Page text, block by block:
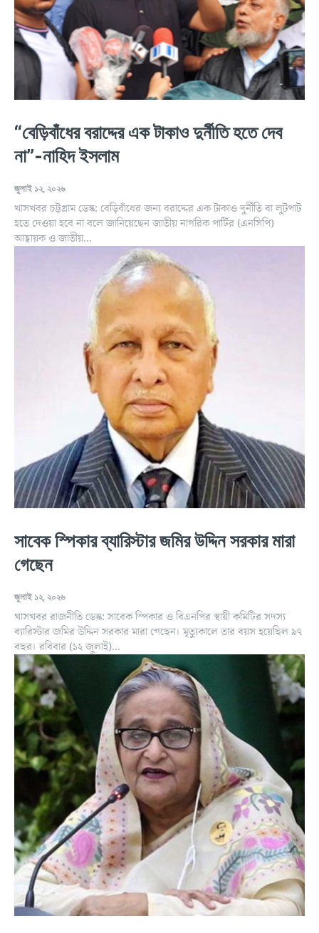
“বেড়িবাঁধের বরাদ্দের এক টাকাও দুর্নীতি হতে দেব
না”-নাহিদ ইসলাম
জুলাই ১২, ২০২৬
খাসখবর চট্টগ্রাম ডেস্ক: বেড়িবাঁধের জন্য বরাদ্দের এক টাকাও দুর্নীতি বা লুটপাট
হতে দেওয়া হবে না বলে জানিয়েছেন জাতীয় নাগরিক পার্টির (এনসিপি)
আহ্বায়ক ও জাতীয়...
সাবেক স্পিকার ব্যারিস্টার জমির উদ্দিন সরকার মারা
গেছেন
জুলাই ১২, ২০২৬
খাসখবর রাজনীতি ডেস্ক: সাবেক স্পিকার ও বিএনপির স্থায়ী কমিটির সদস্য
ব্যারিস্টার জমির উদ্দিন সরকার মারা গেছেন। মৃত্যুকালে তার বয়স হয়েছিল ৯৭
বছর। রবিবার (১২ জুলাই)...